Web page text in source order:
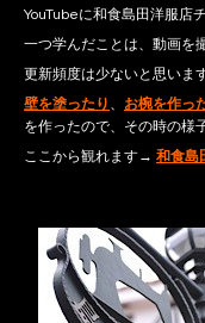
YouTubeに和食島田洋服店
一つ学んだことは、動画を
更新頻度は少ないと思いま
壁を塗ったり 、 お椀を作っ
を作ったので、その時の様
ここから観れます→ 和食島